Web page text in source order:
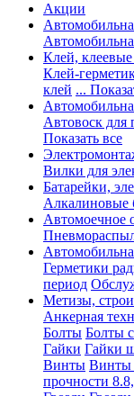
Акции
Клей,
Клей-
клей ...
Автовоск для
Показать все
Вилки для
Батарейки,
Алкалиновые
Автомоечное
Герметики
период
Метизы,
Анкерная
Болты Болты
Гайки Гайки
Винты Винты
прочности